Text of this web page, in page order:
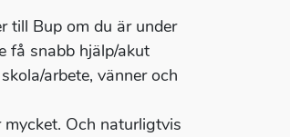
till Bup om du är under
få snabb hjälp/akut
arbete, vänner och
Och naturligtvis